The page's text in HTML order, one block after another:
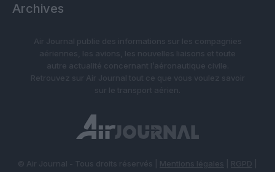
Archives